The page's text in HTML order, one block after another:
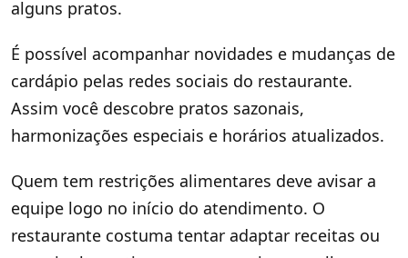
alguns pratos.
É possível acompanhar novidades e mudanças de
cardápio pelas redes sociais do restaurante.
Assim você descobre pratos sazonais,
harmonizações especiais e horários atualizados.
Quem tem restrições alimentares deve avisar a
equipe logo no início do atendimento. O
restaurante costuma tentar adaptar receitas ou